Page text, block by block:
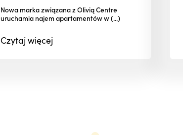
Nowa marka związana z Olivią Centre
uruchamia najem apartamentów w (...)
Czytajwięcej